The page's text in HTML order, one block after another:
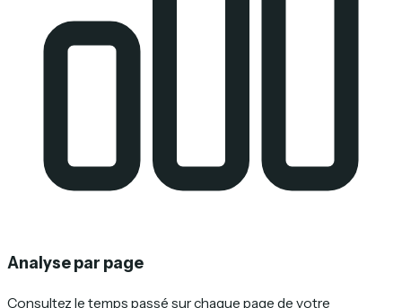
Analyse par page
Consultez le temps passé sur chaque page de votre